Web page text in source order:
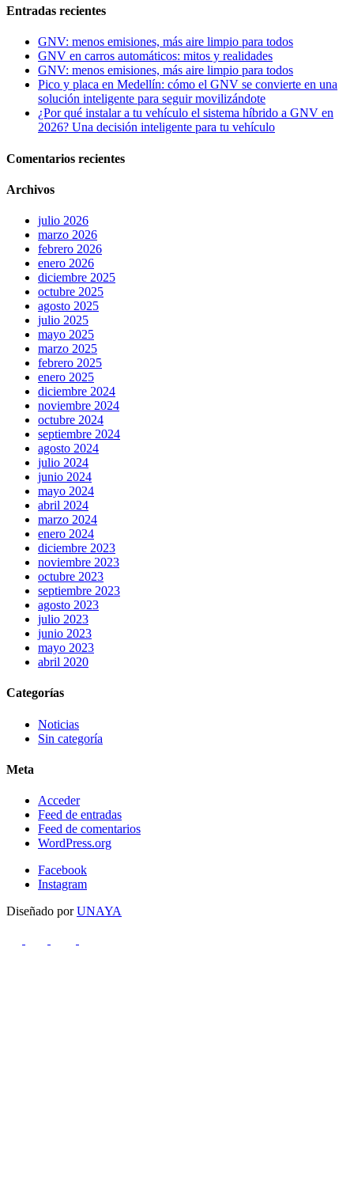
Entradas recientes
GNV: menos emisiones, más aire limpio para todos
GNV en carros automáticos: mitos y realidades
GNV: menos emisiones, más aire limpio para todos
Pico y placa en Medellín: cómo el GNV se convierte en una
solución inteligente para seguir movilizándote
¿Por qué instalar a tu vehículo el sistema híbrido a GNV en
2026? Una decisión inteligente para tu vehículo
Comentarios recientes
Archivos
julio 2026
marzo 2026
febrero 2026
enero 2026
diciembre 2025
octubre 2025
agosto 2025
julio 2025
mayo 2025
marzo 2025
febrero 2025
enero 2025
diciembre 2024
noviembre 2024
octubre 2024
septiembre 2024
agosto 2024
julio 2024
junio 2024
mayo 2024
abril 2024
marzo 2024
enero 2024
diciembre 2023
noviembre 2023
octubre 2023
septiembre 2023
agosto 2023
julio 2023
junio 2023
mayo 2023
abril 2020
Categorías
Noticias
Sin categoría
Meta
Acceder
Feed de entradas
Feed de comentarios
WordPress.org
Facebook
Instagram
Diseñado porUNAYA